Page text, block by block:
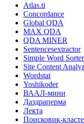
Atlas.ti
Concordance
Global QDA
MAX QDA
QDA MINER
Sentencesextractor
Simple Word Sorter
Site Content
Wordstat
Yoshikoder
ВААЛ-мини
Даздраперма
Лекта
Поисковик-